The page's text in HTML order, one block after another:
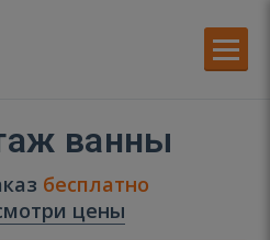
ванны
бесплатно
цены